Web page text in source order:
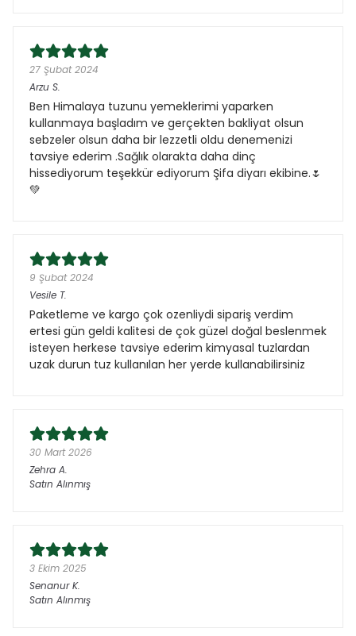
27 Şubat 2024
Arzu S.
Ben Himalaya tuzunu yemeklerimi yaparken
kullanmaya başladım ve gerçekten bakliyat olsun
sebzeler olsun daha bir lezzetli oldu denemenizi
tavsiye ederim .Sağlık olarakta daha dinç
hissediyorum teşekkür ediyorum Şifa diyarı ekibine.🌷
💚
9 Şubat 2024
Vesile T.
Paketleme ve kargo çok ozenliydi sipariş verdim
ertesi gün geldi kalitesi de çok güzel doğal beslenmek
isteyen herkese tavsiye ederim kimyasal tuzlardan
uzak durun tuz kullanılan her yerde kullanabilirsiniz
30 Mart 2026
Zehra A.
Satın Alınmış
3 Ekim 2025
SenanurK.
Satın Alınmış